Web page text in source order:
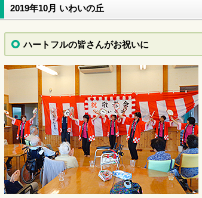
2019年10月 いわいの丘
ハートフルの皆さんがお祝いに
ービスに関するお問い合わせ（代表電話）